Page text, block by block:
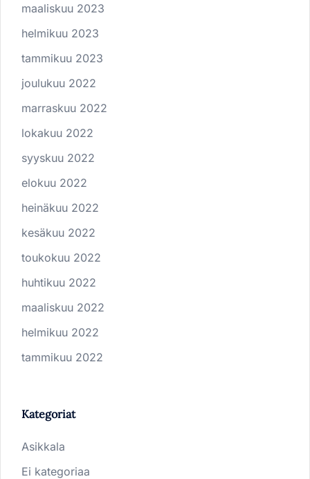
maaliskuu 2023
helmikuu 2023
tammikuu 2023
joulukuu 2022
marraskuu 2022
lokakuu 2022
syyskuu 2022
elokuu 2022
heinäkuu 2022
kesäkuu 2022
toukokuu 2022
huhtikuu 2022
maaliskuu 2022
helmikuu 2022
tammikuu 2022
Kategoriat
Asikkala
Ei kategoriaa